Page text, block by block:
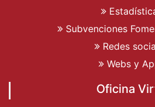
Subvenciones
Redes
Webs y
Oficina